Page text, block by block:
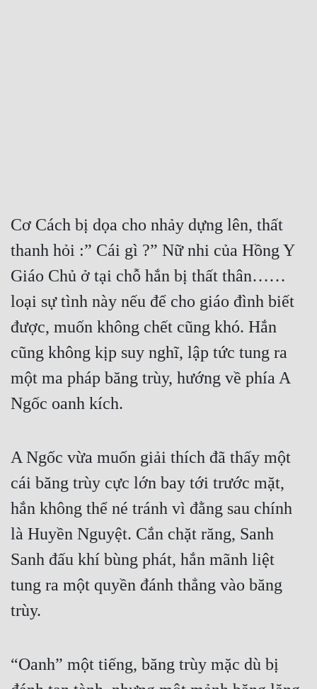
Cung Đấu
Cạnh Kỹ
Du Hí
Dã Sử
Dị Giới
Gia Đấu
Góc Nhìn Nam
Góc Nhìn Nữ
Huyền Huyễn
Hệ Thống
Học Đường
Cơ Cách bị dọa cho nhảy dựng lên, thất
thanh hỏi :” Cái gì ?” Nữ nhi của Hồng Y
Giáo Chủ ở tại chỗ hắn bị thất thân……
loại sự tình này nếu để cho giáo đình biết
được, muốn không chết cũng khó. Hắn
cũng không kịp suy nghĩ, lập tức tung ra
một ma pháp băng trùy, hướng về phía A
Ngốc oanh kích.
A Ngốc vừa muốn giải thích đã thấy một
cái băng trùy cực lớn bay tới trước mặt,
hắn không thể né tránh vì đằng sau chính
là Huyền Nguyệt. Cắn chặt răng, Sanh
Sanh đấu khí bùng phát, hắn mãnh liệt
tung ra một quyền đánh thẳng vào băng
trùy.
“Oanh” một tiếng, băng trùy mặc dù bị